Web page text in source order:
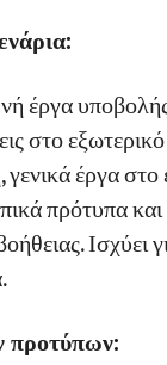
έργα
στο
έργα στο
πρότυπα
Ισχύει
προτύπων: